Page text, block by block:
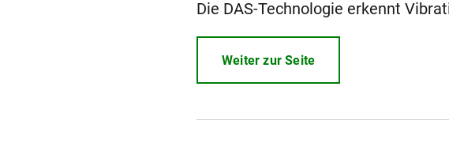
Die DAS-Technologie erkennt
Weiter zur Seite